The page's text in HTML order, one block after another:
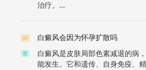
治疗。...
问 白癜风会因为怀孕扩散吗
答
白癜风是皮肤局部色素减退的病
能发生。它和遗传、自身免疫、精